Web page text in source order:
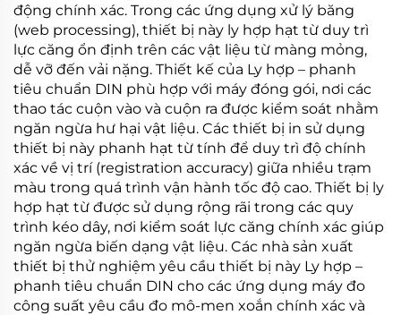
động chính xác. Trong các ứng dụng xử lý băng
(web processing), thiết bị này ly hợp hạt từ duy trì
lực căng ổn định trên các vật liệu từ màng mỏng,
dễ vỡ đến vải nặng. Thiết kế của Ly hợp – phanh
tiêu chuẩn DIN phù hợp với máy đóng gói, nơi các
thao tác cuộn vào và cuộn ra được kiểm soát nhằm
ngăn ngừa hư hại vật liệu. Các thiết bị in sử dụng
thiết bị này phanh hạt từ tính để duy trì độ chính
xác về vị trí (registration accuracy) giữa nhiều trạm
màu trong quá trình vận hành tốc độ cao. Thiết bị ly
hợp hạt từ được sử dụng rộng rãi trong các quy
trình kéo dây, nơi kiểm soát lực căng chính xác giúp
ngăn ngừa biến dạng vật liệu. Các nhà sản xuất
thiết bị thử nghiệm yêu cầu thiết bị này Ly hợp –
phanh tiêu chuẩn DIN cho các ứng dụng máy đo
công suất yêu cầu đo mô-men xoắn chính xác và